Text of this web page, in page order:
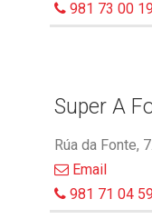
981 73 00 19
Super A
Rúa da Fonte,
Email
981 71 04 59